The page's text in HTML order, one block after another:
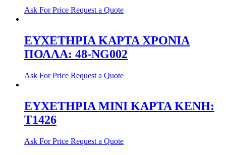
Ask For Price Request a Quote
ΕΥΧΕΤΗΡΙΑ ΚΑΡΤΑ ΧΡΟΝΙΑ
ΠΟΛΛΑ: 48-NG002
Ask For Price Request a Quote
ΕΥΧΕΤΗΡΙΑ ΜΙΝΙ ΚΑΡΤΑ ΚΕΝΗ:
T1426
Ask For Price Request a Quote